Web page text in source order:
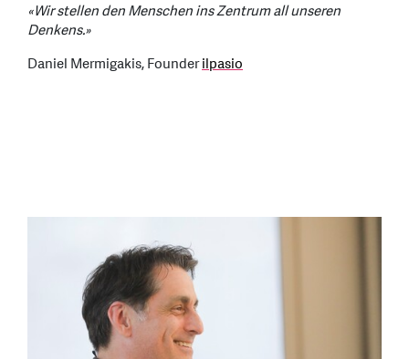
«Wir stellen den Menschen ins Zentrum all unseren
Denkens.»
Daniel Mermigakis, Founderilpasio